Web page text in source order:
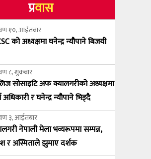
प्रवास
१०, आईतबार
को अध्यक्षमा घनेन्द्र न्यौपाने बिजयी
८, शुक्रबार
सोसाइटि अफ क्यालगरीको अध्यक्षमा
अधिकारी र घनेन्द्र न्यौपाने भिड्दै
३, आईतबार
नेपाली मेला भव्यरूपमा सम्पन्न,
र अस्मिताले झुमाए दर्शक